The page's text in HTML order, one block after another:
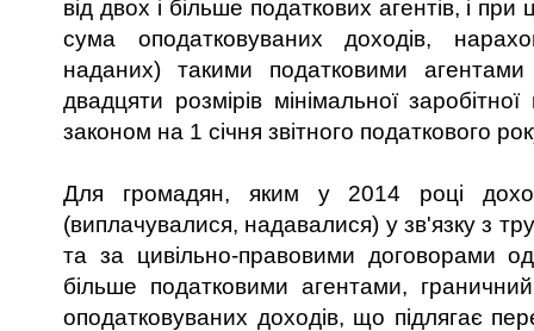
від двох і більше податкових агентів, і
сума оподатковуваних доходів,
наданих) такими податковими
двадцяти розмірів мінімальної
законом на 1 січня звітного податкового
Для громадян, яким у 2014 році
(виплачувалися, надавалися) у зв'язку з
та за цивільно-правовими договорами
більше податковими агентами,
оподатковуваних доходів, що підлягає